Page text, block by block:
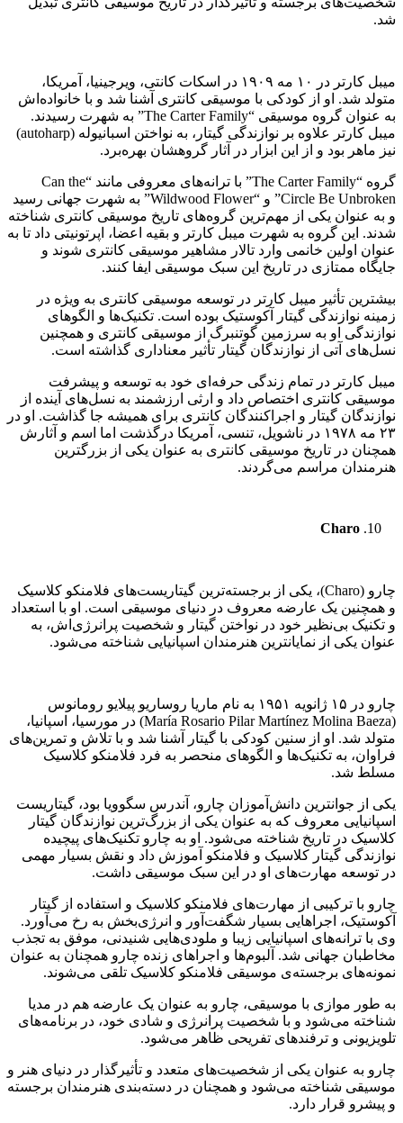
شد.
میبل کارتر در ۱۰ مه ۱۹۰۹ در اسکات کانتی، ویرجینیا، آمریکا،
متولد شد. او از کودکی با موسیقی کانتری آشنا شد و با خانواده‌اش
به عنوان گروه موسیقی “The Carter Family” به شهرت رسیدند.
میبل کارتر علاوه بر نوازندگی گیتار، به نواختن اسبانیوله (autoharp)
نیز ماهر بود و از این ابزار در آثار گروهشان بهره‌برد.
گروه “The Carter Family” با ترانه‌های معروفی مانند “Can the
Circle Be Unbroken” و “Wildwood Flower” به شهرت جهانی رسید
و به عنوان یکی از مهم‌ترین گروه‌های تاریخ موسیقی کانتری شناخته
شدند. این گروه به شهرت میبل کارتر و بقیه اعضا، اپرتونیتی داد تا به
عنوان اولین خانمی وارد تالار مشاهیر موسیقی کانتری شوند و
جایگاه ممتازی در تاریخ این سبک موسیقی ایفا کنند.
بیشترین تأثیر میبل کارتر در توسعه موسیقی کانتری به ویژه در
زمینه نوازندگی گیتار آکوستیک بوده است. تکنیک‌ها و الگوهای
نوازندگی او به سرزمین گوتنبرگ از موسیقی کانتری و همچنین
نسل‌های آتی از نوازندگان گیتار تأثیر معناداری گذاشته است.
میبل کارتر در تمام زندگی حرفه‌ای خود به توسعه و پیشرفت
موسیقی کانتری اختصاص داد و ارثی ارزشمند به نسل‌های آینده از
نوازندگان گیتار و اجرا‌کنندگان کانتری برای همیشه جا گذاشت. او در
۲۳ مه ۱۹۷۸ در ناشویل، تنسی، آمریکا درگذشت اما اسم و آثارش
همچنان در تاریخ موسیقی کانتری به عنوان یکی از بزرگترین
هنرمندان مراسم می‌گردند.
Charo
چارو (Charo)، یکی از برجسته‌ترین گیتاریست‌های فلامنکو کلاسیک
و همچنین یک عارضه معروف در دنیای موسیقی است. او با استعداد
و تکنیک بی‌نظیر خود در نواختن گیتار و شخصیت پرانرژی‌اش، به
عنوان یکی از نمایانترین هنرمندان اسپانیایی شناخته می‌شود.
چارو در ۱۵ ژانویه ۱۹۵۱ به نام ماریا روساریو پيلایو رومانوس
(María Rosario Pilar Martínez Molina Baeza) در مورسیا، اسپانیا،
متولد شد. او از سنین کودکی با گیتار آشنا شد و با تلاش و تمرین‌های
فراوان، به تکنیک‌ها و الگوهای منحصر به فرد فلامنکو کلاسیک
مسلط شد.
یکی از جوانترین دانش‌آموزان چارو، آندرس سگوویا بود، گیتاریست
اسپانیایی معروف که به عنوان یکی از بزرگ‌ترین نوازندگان گیتار
کلاسیک در تاریخ شناخته می‌شود. او به چارو تکنیک‌های پیچیده
نوازندگی گیتار کلاسیک و فلامنکو آموزش داد و نقش بسیار مهمی
در توسعه مهارت‌های او در این سبک موسیقی داشت.
چارو با ترکیبی از مهارت‌های فلامنکو کلاسیک و استفاده از گیتار
آکوستیک، اجراهایی بسیار شگفت‌آور و انرژی‌بخش به رخ می‌آورد.
وی با ترانه‌های اسپانیایی زیبا و ملودی‌هایی شنیدنی، موفق به تجذب
مخاطبان جهانی شد. آلبوم‌ها و اجراهای زنده چارو همچنان به عنوان
نمونه‌های برجسته‌ی موسیقی فلامنکو کلاسیک تلقی می‌شوند.
به طور موازی با موسیقی، چارو به عنوان یک عارضه هم در مدیا
شناخته می‌شود و با شخصیت پرانرژی و شادی خود، در برنامه‌های
تلویزیونی و ترفندهای تفریحی ظاهر می‌شود.
چارو به عنوان یکی از شخصیت‌های متعدد و تأثیرگذار در دنیای هنر و
موسیقی شناخته می‌شود و همچنان در دسته‌بندی هنرمندان برجسته
و پیشرو قرار دارد.